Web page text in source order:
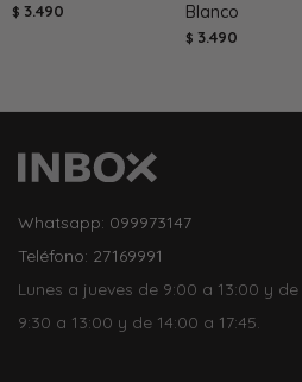
$ 3.490
Blanco
$ 3.490
Whatsapp: 099973147
Teléfono: 27169991
Lunes a jueves de 9:00 a 13:00 y de
9:30 a 13:00 y de 14:00 a 17:45.